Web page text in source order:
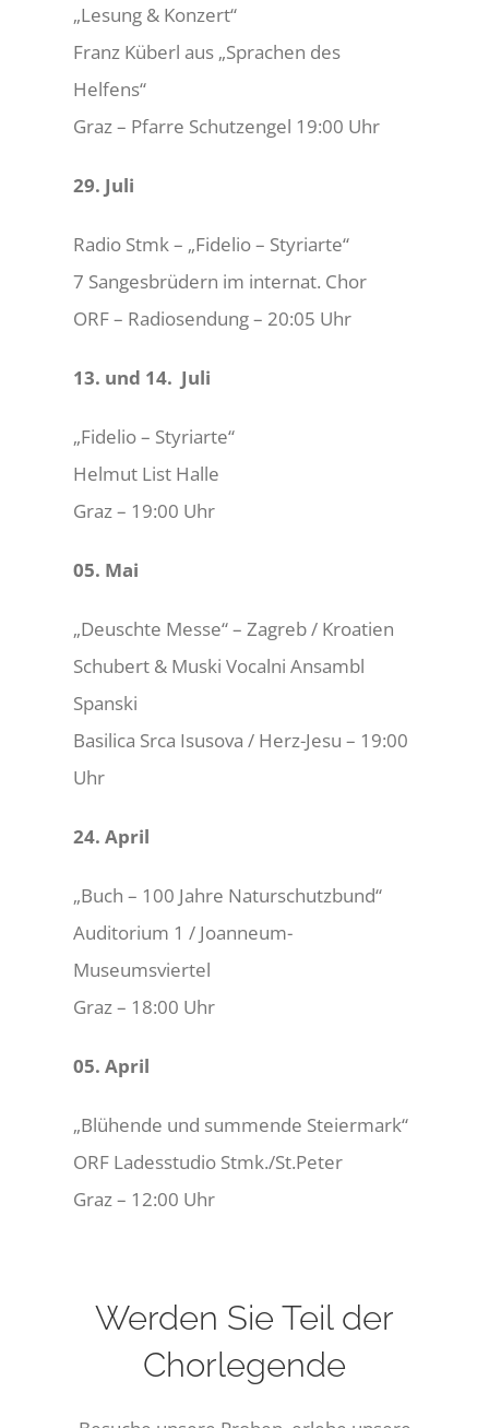
„Lesung & Konzert“
Franz Küberl aus „Sprachen des
Helfens“
Graz – Pfarre Schutzengel 19:00 Uhr
29. Juli
Radio Stmk – „Fidelio – Styriarte“
7 Sangesbrüdern im internat. Chor
ORF – Radiosendung – 20:05 Uhr
13. und 14. Juli
„Fidelio – Styriarte“
Helmut List Halle
Graz – 19:00 Uhr
05. Mai
„Deuschte Messe“ – Zagreb / Kroatien
Schubert & Muski Vocalni Ansambl
Spanski
Basilica Srca Isusova / Herz-Jesu – 19:00
Uhr
24. April
„Buch – 100 Jahre Naturschutzbund“
Auditorium 1 / Joanneum-
Museumsviertel
Graz – 18:00 Uhr
05. April
„Blühende und summende Steiermark“
ORF Ladesstudio Stmk./St.Peter
Graz – 12:00 Uhr
Werden Sie Teil der
Chorlegende